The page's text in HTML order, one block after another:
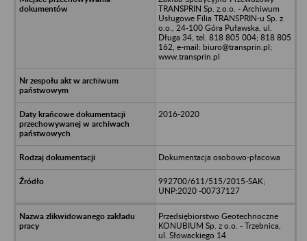
TRANSPRIN Sp. z.o.o. - Archiwum
Usługowe Filia TRANSPRIN-u Sp. z
o.o., 24-100 Góra Puławska, ul.
Długa 34, tel. 818 805 004; 818 805
162, e-mail: biuro@transprin.pl;
www.transprin.pl
2016-2020
Dokumentacja osobowo-płacowa
992700/611/515/2015-SAK;
UNP:2020 -00737127
Przedsiębiorstwo Geotechnoczne
KONUBIUM Sp. z o.o. - Trzebnica,
ul. Słowackiego 14